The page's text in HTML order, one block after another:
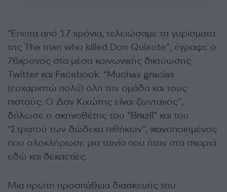
“Έπειτα από 17 χρόνια, τελειώσαμε τα γυρίσματα
της The man who killed Don Quixote”, έγραψε ο
76χρονος στα μέσα κοινωνικής δικτύωσης
Twitter και Facebook. “Μuchas gracias
(ευχαριστώ πολύ) όλη την ομάδα και τους
πιστούς. Ο Δον Κιχώτης είναι ζωντανός”,
δήλωσε ο σκηνοθέτης του “Brazil” και του
“Στρατού των δώδεκα πιθήκων”, ικανοποιημένος
που ολοκλήρωσε μια ταινία που ήταν στα σκαριά
εδώ και δεκαετίες.
Μια πρώτη προσπάθεια διασκευής του